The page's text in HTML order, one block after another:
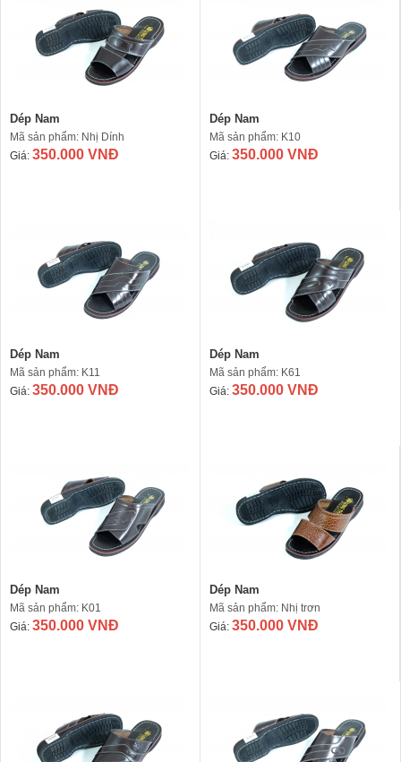
Dép Nam
Mã sản phẩm: Nhị Dính
Giá: 350.000 VNĐ
Dép Nam
Mã sản phẩm: K10
Giá: 350.000 VNĐ
Dép Nam
Mã sản phẩm: K11
Giá: 350.000 VNĐ
Dép Nam
Mã sản phẩm: K61
Giá: 350.000 VNĐ
Dép Nam
Mã sản phẩm: K01
Giá: 350.000 VNĐ
Dép Nam
Mã sản phẩm: Nhị trơn
Giá: 350.000 VNĐ